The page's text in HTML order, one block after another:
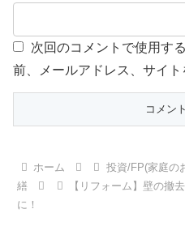
次回のコメントで使用す
前、メールアドレス、サイト
ホーム 投資/FP(家庭の
繕
【リフォーム】壁の撤
に！